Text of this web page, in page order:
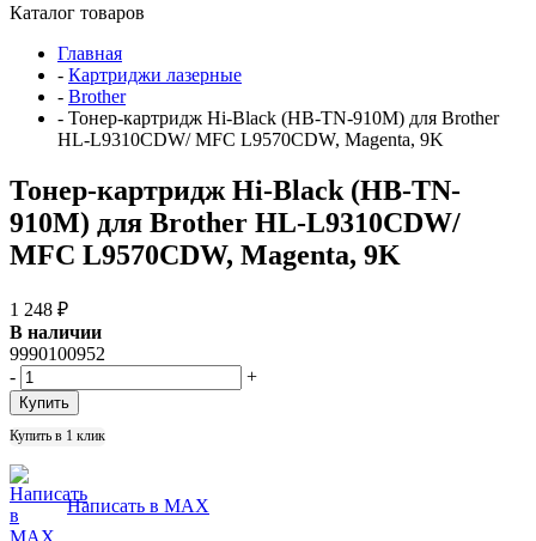
Каталог товаров
Главная
- Картриджи лазерные
- Brother
- Тонер-картридж Hi-Black (HB-TN-910M) для Brother
HL-L9310CDW/ MFC L9570CDW, Magenta, 9K
Тонер-картридж Hi-Black (HB-TN-
910M) для Brother HL-L9310CDW/
MFC L9570CDW, Magenta, 9K
1 248 ₽
В наличии
9990100952
-
+
Купить в 1 клик
Написать в MAX